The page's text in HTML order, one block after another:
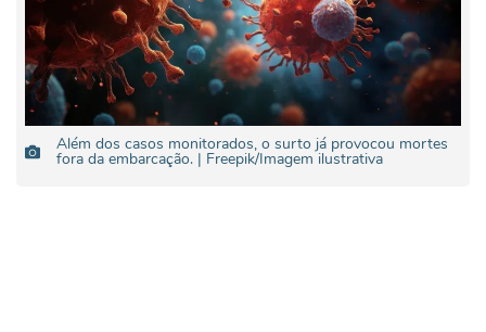
Além dos casos monitorados, o surto já provocou mortes
fora da embarcação. | Freepik/Imagem ilustrativa